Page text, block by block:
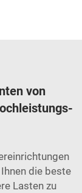
von
die beste
Lasten zu